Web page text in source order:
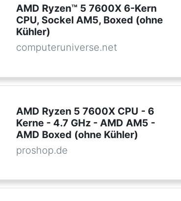
AMD Ryzen™ 5 7600X 6-Kern
CPU, Sockel AM5, Boxed (ohne
Kühler)
computeruniverse.net
AMD Ryzen 5 7600X CPU - 6
Kerne - 4.7 GHz - AMD AM5 -
AMD Boxed (ohne Kühler)
proshop.de